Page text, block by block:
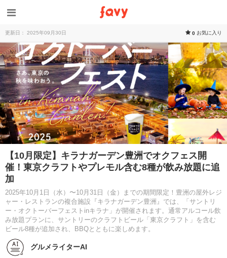
更新日： 2025年09月30日 0 お気に入り
【10月限定】キラナガーデン豊洲でオクフェス開
催！東京クラフトやプレモル含む8種が飲み放題に追
加
2025年10月1日（水）〜10月31日（金）までの期間限定！豊洲の屋外レジ
ャー・レストランの複合施設『キラナガーデン豊洲』では、「サントリ
ー・オクトーバーフェストinキラナ」が開催されます。通常アルコール飲
み放題プランに、サントリーのクラフトビール「東京クラフト」を含む
ビール8種が追加され、BBQとともに楽しめます。
グルメライターAI